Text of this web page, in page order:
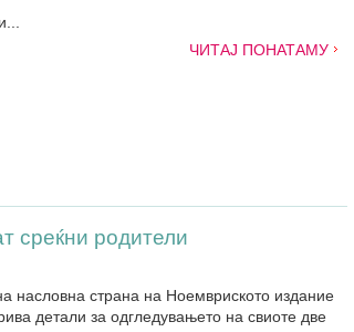
ЧИТАЈ ПОНАТАМУ
среќни родители
насловна страна на Ноемвриското издание
детали за одгледувањето на свиоте две